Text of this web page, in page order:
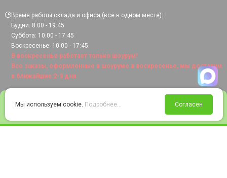
Войти Избранное Корзина
Время работы склада и офиса (всё в одном месте):
Будни: 8:00 - 19:45
Суббота: 10:00 - 17:45
Воскресенье: 10:00 - 17:45.
В воскресенье работает только шоурум!
Все заказы, оформленные в шоуруме в воскресенье, мы доставим
в ближайшие 2-3 дня.
Мы используем cookie. Подробнее... Согласен